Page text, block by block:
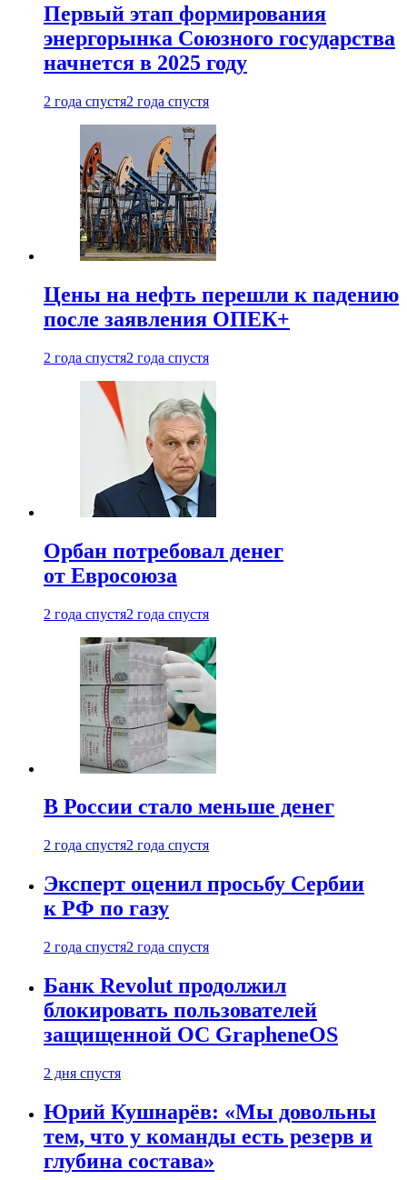
Первый этап формирования
энергорынка Союзного государства
начнется в 2025 году
2 года спустя2 года спустя
Цены на нефть перешли к падению
после заявления ОПЕК+
2 года спустя2 года спустя
Орбан потребовал денег
от Евросоюза
2 года спустя2 года спустя
В России стало меньше денег
2 года спустя2 года спустя
Эксперт оценил просьбу Сербии
к РФ по газу
2 года спустя2 года спустя
Банк Revolut продолжил
блокировать пользователей
защищенной ОС GrapheneOS
2 дня спустя
Юрий Кушнарёв: «Мы довольны
тем, что у команды есть резерв и
глубина состава»